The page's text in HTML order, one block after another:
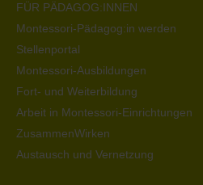
FÜR PÄDAGOG:INNEN
Montessori-Pädagog:in werden
Stellenportal
Montessori-Ausbildungen
Fort- und Weiterbildung
Arbeit in Montessori-Einrichtungen
ZusammenWirken
Austausch und Vernetzung